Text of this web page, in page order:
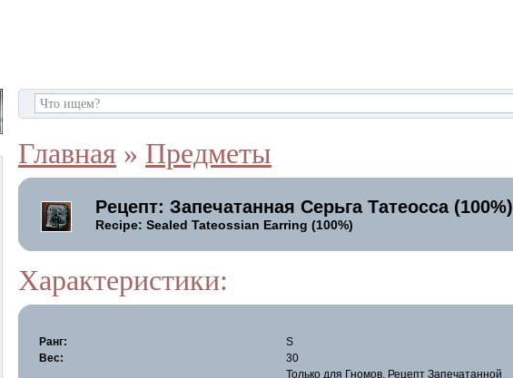
Главная » Предметы
Рецепт: Запечатанная Серьга Татеосса (100%)
Recipe: Sealed Tateossian Earring (100%)
Характеристики:
Ранг:
S
Вес:
30
Только для Гномов. Рецепт Запечатанной